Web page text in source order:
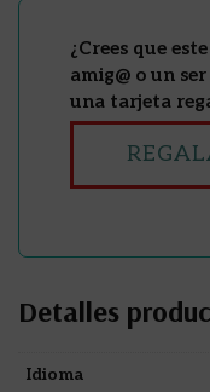
¿Crees que
amig@ o un
una tarjeta
Detalles
Idioma